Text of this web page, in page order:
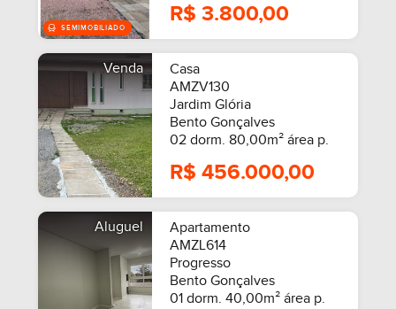
R$ 3.800,00
Venda
Casa
AMZV130
Jardim Glória
Bento Gonçalves
02 dorm. 80,00m² área p.
R$ 456.000,00
Aluguel
Apartamento
AMZL614
Progresso
Bento Gonçalves
01 dorm. 40,00m² área p.